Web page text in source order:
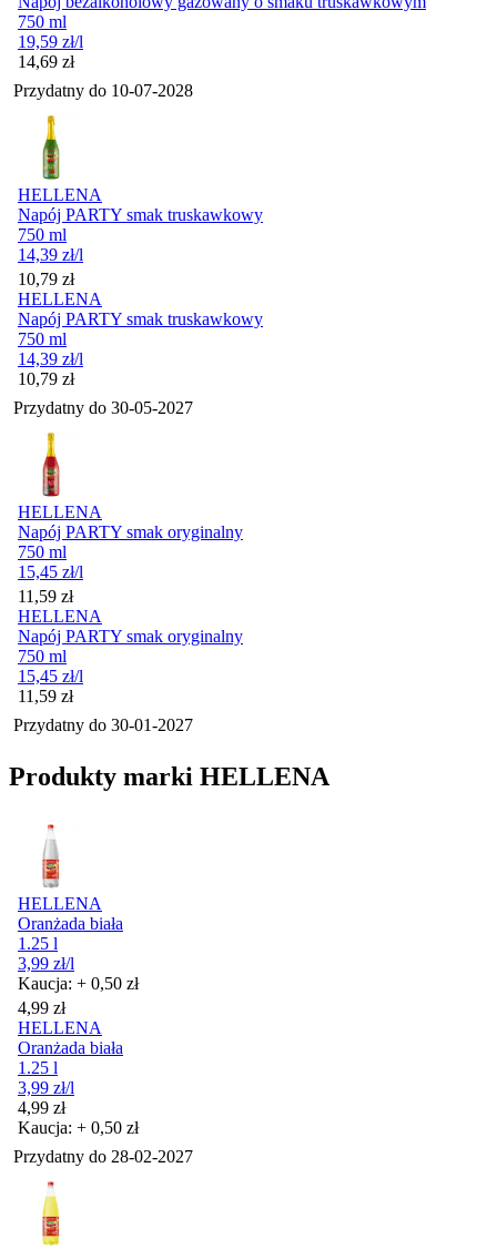
750 ml
19,59 zł/l
Cena
14,69 zł
Przydatny do 10-07-2028
HELLENA
Napój PARTY smak truskawkowy
750 ml
14,39 zł/l
Cena
10,79 zł
HELLENA
Napój PARTY smak truskawkowy
750 ml
14,39 zł/l
Cena
10,79 zł
Przydatny do 30-05-2027
HELLENA
Napój PARTY smak oryginalny
750 ml
15,45 zł/l
Cena
11,59 zł
HELLENA
Napój PARTY smak oryginalny
750 ml
15,45 zł/l
Cena
11,59 zł
Przydatny do 30-01-2027
Produkty marki HELLENA
HELLENA
Oranżada biała
1.25 l
3,99 zł/l
Kaucja: + 0,50 zł
Cena
4,99 zł
HELLENA
Oranżada biała
1.25 l
3,99 zł/l
Cena
4,99 zł
Kaucja: + 0,50 zł
Przydatny do 28-02-2027